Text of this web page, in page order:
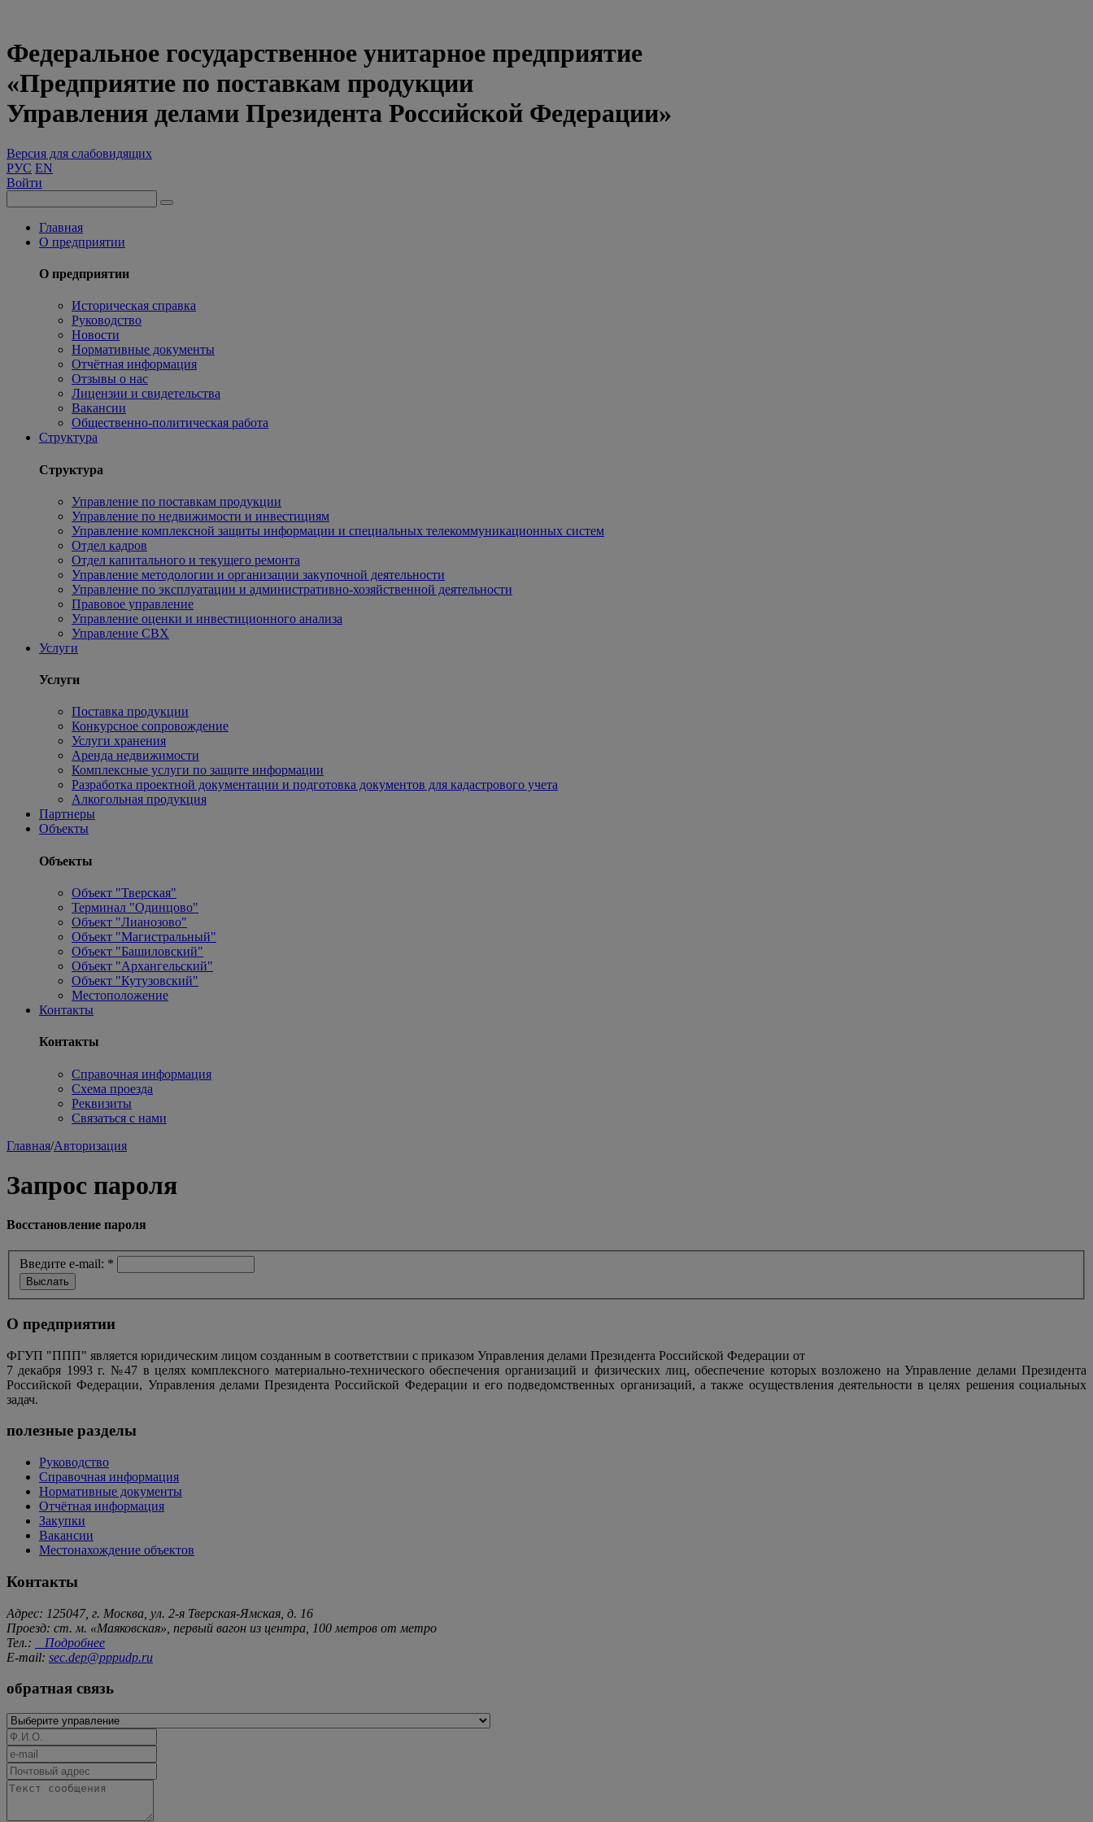
Федеральное государственное унитарное предприятие
«Предприятие по поставкам продукции
Управления делами Президента Российской Федерации»
Версия для слабовидящих
РУС EN
Войти
Главная
О предприятии
О предприятии
Историческая справка
Руководство
Новости
Нормативные документы
Отчётная информация
Отзывы о нас
Лицензии и свидетельства
Вакансии
Общественно-политическая работа
Структура
Структура
Управление по поставкам продукции
Управление по недвижимости и инвестициям
Управление комплексной защиты информации и специальных телекоммуникационных систем
Отдел кадров
Отдел капитального и текущего ремонта
Управление методологии и организации закупочной деятельности
Управление по эксплуатации и административно-хозяйственной деятельности
Правовое управление
Управление оценки и инвестиционного анализа
Управление СВХ
Услуги
Услуги
Поставка продукции
Конкурсное сопровождение
Услуги хранения
Аренда недвижимости
Комплексные услуги по защите информации
Разработка проектной документации и подготовка документов для кадастрового учета
Алкогольная продукция
Партнеры
Объекты
Объекты
Объект "Тверская"
Терминал "Одинцово"
Объект "Лианозово"
Объект "Магистральный"
Объект "Башиловский"
Объект "Архангельский"
Объект "Кутузовский"
Местоположение
Контакты
Контакты
Справочная информация
Схема проезда
Реквизиты
Связаться с нами
Главная/Авторизация
Запрос пароля
Восстановление пароля
Введите e-mail: *
О предприятии
ФГУП "ППП" является юридическим лицом созданным в соответствии с приказом Управления делами Президента Российской Федерации от
7 декабря 1993 г. №47 в целях комплексного материально-технического обеспечения организаций и физических лиц, обеспечение которых возложено на Управление делами Президента
Российской Федерации, Управления делами Президента Российской Федерации и его подведомственных организаций, а также осуществления деятельности в целях решения социальных
задач.
полезные разделы
Руководство
Справочная информация
Нормативные документы
Отчётная информация
Закупки
Вакансии
Местонахождение объектов
Контакты
Адрес: 125047, г. Москва, ул. 2-я Тверская-Ямская, д. 16
Проезд: ст. м. «Маяковская», первый вагон из центра, 100 метров от метро
Тел.:
Подробнее
E-mail: sec.dep@pppudp.ru
обратная связь